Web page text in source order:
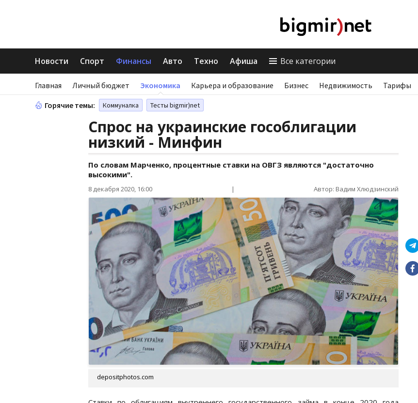
Новости Спорт Финансы Авто Техно Афиша Все категории
Главная Личный бюджет Экономика Карьера и образование Бизнес Недвижимость Тарифы
Горячие темы: Коммуналка Тесты bigmir)net
Спрос на украинские гособлигации
низкий - Минфин
По словам Марченко, процентные ставки на ОВГЗ являются "достаточно
высокими".
8 декабря 2020, 16:00 | Автор: Вадим Хлюдзинский
depositphotos.com